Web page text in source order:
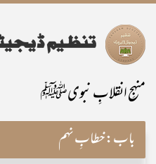
منہجِ انقلابِ نبویﷺ
باب:خطابِ نہم